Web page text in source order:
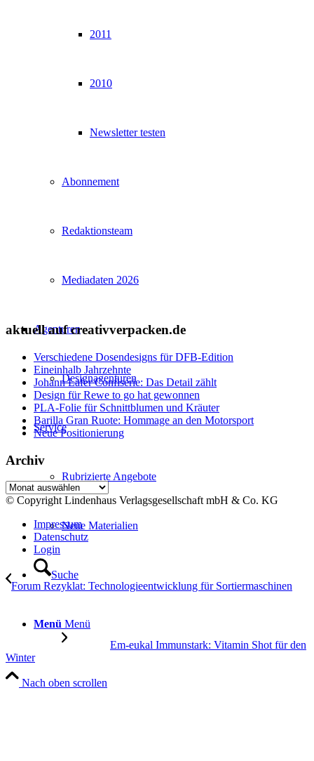
2011
2010
Newsletter testen
Abonnement
Redaktionsteam
Mediadaten 2026
Agenturen
Designagenturen
Service
Rubrizierte Angebote
Neue Materialien
Suche
Menü Menü
aktuell auf creativverpacken.de
Verschiedene Dosendesigns für DFB-Edition
Eineinhalb Jahrzehnte
Johann Lafer Confiserie: Das Detail zählt
Design für Rewe to go hat gewonnen
PLA-Folie für Schnittblumen und Kräuter
Barilla Gran Ruote: Hommage an den Motorsport
Neue Positionierung
Archiv
Archiv
© Copyright Lindenhaus Verlagsgesellschaft mbH & Co. KG
Impressum
Datenschutz
Login
Forum Rezyklat: Technologieentwicklung für Sortiermaschinen
Em-eukal Immunstark: Vitamin Shot für den
Winter
Nach oben scrollen